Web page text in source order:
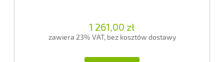
1 261,00 zł
zawiera 23% VAT, bez kosztów dostawy